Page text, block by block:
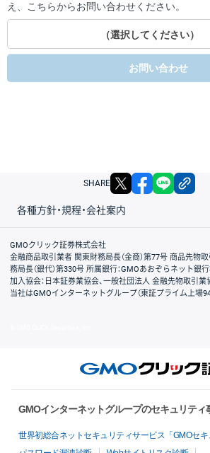
え、こちらからお問い合わせください。
（選択してください）
お問い合わせ
SHARE X facebook
各種方針・規程・会社案内
取引規程・約款
サイトマップ
その他のご案内
個人情報保護方針
最良執行方針
サイトのご利用について
ディスクレイマー
信託保全
リスク説明
会社案内
GMOクリック証券株式会社
金融商品取引業者 関東財務局長（金商）第77号 商品先物
務局長（銀代）第330号 所属銀行：GMOあおぞらネット銀
加入協会：日本証券業協会、一般社団法人 金融先物取引
当社はGMOインターネットグループ（東証プライム上場
GMOインターネットグループのセキュリティ
世界初総合ネットセキュリティサービス「GMOセキ